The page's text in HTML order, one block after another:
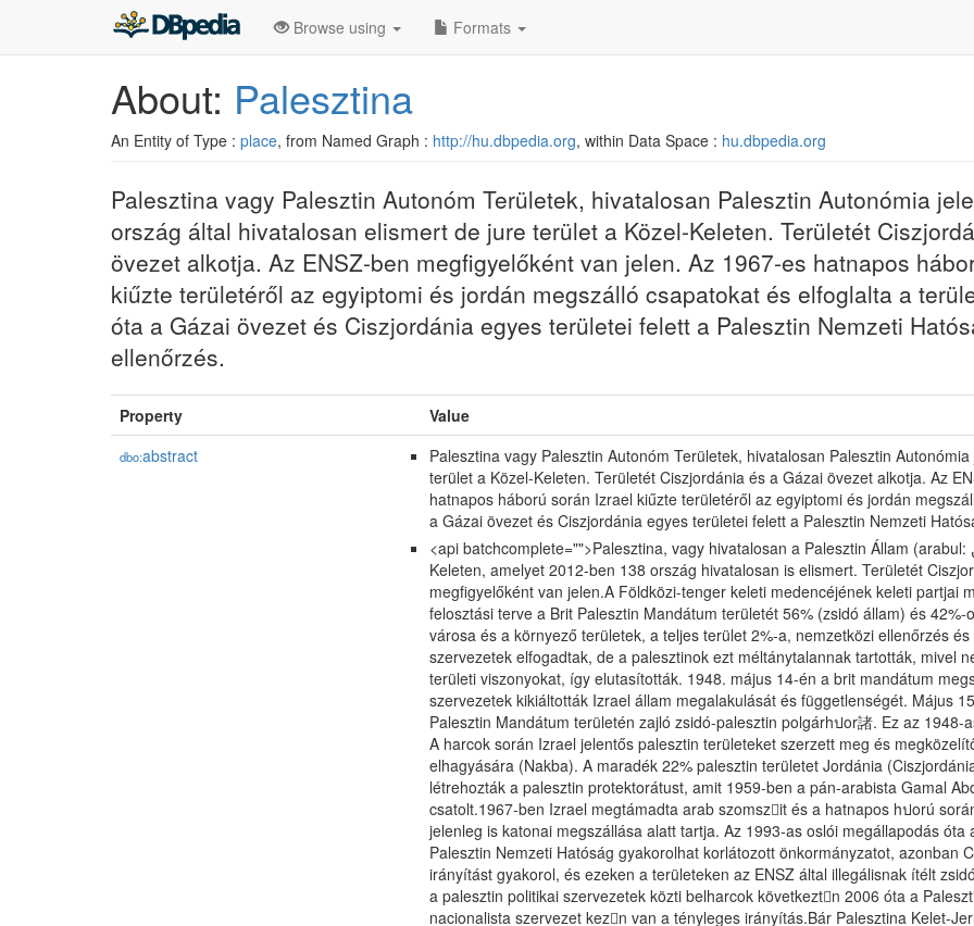
Browse using Formats
About: Palesztina
An Entity of Type : place, from Named Graph : http://hu.dbpedia.org, within Data Space : hu.dbpedia.org
Palesztina vagy Palesztin Autonóm Területek, hivatalosan Palesztin Autonómia
ország által hivatalosan elismert de jure terület a Közel-Keleten. Területét
övezet alkotja. Az ENSZ-ben megfigyelőként van jelen. Az 1967-es hatnapos
kiűzte területéről az egyiptomi és jordán megszálló csapatokat és elfoglalta a
óta a Gázai övezet és Ciszjordánia egyes területei felett a Palesztin Nemzeti
ellenőrzés.
Property Value
dbo:abstract
Palesztina vagy Palesztin Autonóm Területek, hivatalosan Palesztin
terület a Közel-Keleten. Területét Ciszjordánia és a Gázai övezet alkotja. Az
hatnapos háború során Izrael kiűzte területéről az egyiptomi és jordán
a Gázai övezet és Ciszjordánia egyes területei felett a Palesztin Nemzeti
<api batchcomplete="">Palesztina, vagy hivatalosan a Palesztin Állam (arabul: دولة فلسطين) de jure szuverén terület a Közel-
Keleten, amelyet 2012-ben 138 ország hivatalosan is elismert. Területét
megfigyelőként van jelen.A Földközi-tenger keleti medencéjének keleti partjai
felosztási terve a Brit Palesztin Mandátum területét 56% (zsidó állam) és
városa és a környező területek, a teljes terület 2%-a, nemzetközi ellenőrzés
szervezetek elfogadtak, de a palesztinok ezt méltánytalannak tartották, mivel
területi viszonyokat, így elutasították. 1948. május 14-én a brit mandátum
szervezetek kikiáltották Izrael állam megalakulását és függetlenségét. Május
Palesztin Mandátum területén zajló zsidó-palesztin polgárhปor諸. Ez az
A harcok során Izrael jelentős palesztin területeket szerzett meg és
elhagyására (Nakba). A maradék 22% palesztin területet Jordánia
létrehozták a palesztin protektorátust, amit 1959-ben a pán-arabista Gamal
csatolt.1967-ben Izrael megtámadta arab szomszit és a hatnapos hปorú
jelenleg is katonai megszállása alatt tartja. Az 1993-as oslói megállapodás
Palesztin Nemzeti Hatóság gyakorolhat korlátozott önkormányzatot, azonban
irányítást gyakorol, és ezeken a területeken az ENSZ által illegálisnak ítélt
a palesztin politikai szervezetek közti belharcok következtn 2006 óta a
nacionalista szervezet kezn van a tényleges irányítás.Bár Palesztina Kelet-